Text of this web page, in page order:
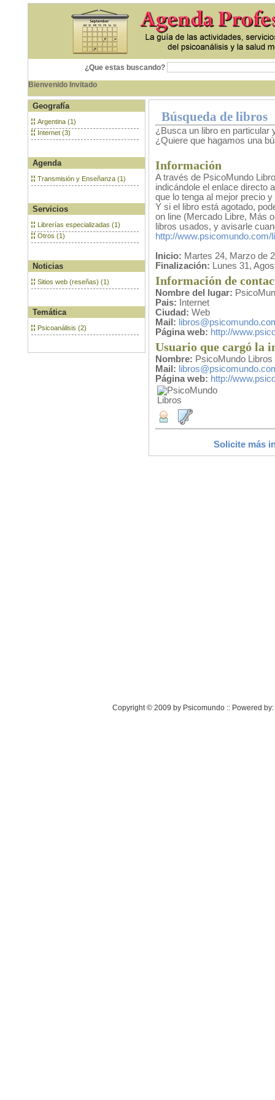
¿Que estas buscando?
Bienvenido Invitado
Geografía
Argentina (1)
Internet (3)
Agenda
Transmisión y Enseñanza (1)
Servicios
Librerías especializadas (1)
Otros (1)
Noticias
Sitios web (reseñas) (1)
Temática
Psicoanálisis (2)
Búsqueda de libros
¿Busca un libro en particular
¿Quiere que hagamos una
Información
A través de PsicoMundo
indicándole el enlace directo
que lo tenga al mejor precio
Y si el libro está agotado,
on line (Mercado Libre, Más
libros usados, y avisarle
http://
Inicio: Martes 24, Marzo de
Finalización: Lunes 31,
Información de
Nombre del lugar:
Pais:
Internet
Ciudad: Web
Mail:
Página web: http://
Usuario que cargó la
Nombre: PsicoMundo Libros
Mail:
Página web: http://
Solicite más
Copyright © 2009 by Psicomundo :: Powered by: